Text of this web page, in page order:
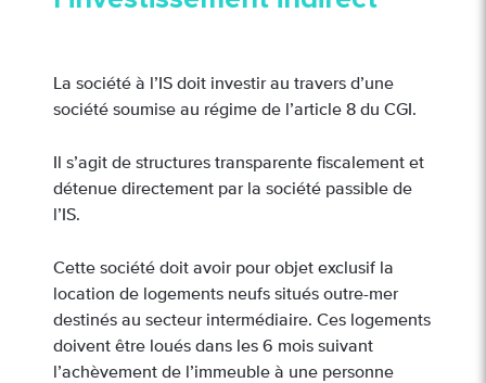
La société à l’IS doit investir au travers d’une
société soumise au régime de l’article 8 du CGI.
Il s’agit de structures transparente fiscalement et
détenue directement par la société passible de
l’IS.
Cette société doit avoir pour objet exclusif la
location de logements neufs situés outre-mer
destinés au secteur intermédiaire. Ces logements
doivent être loués dans les 6 mois suivant
l’achèvement de l’immeuble à une personne